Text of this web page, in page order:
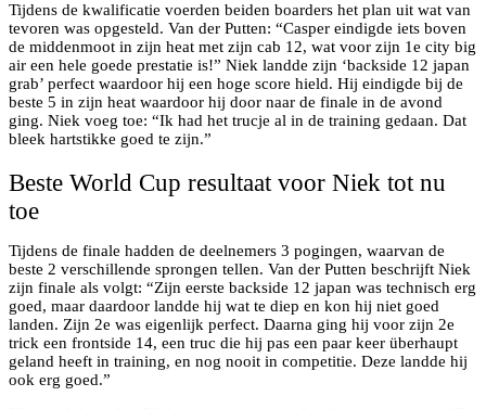
Tijdens de kwalificatie voerden beiden boarders het plan uit wat van
tevoren was opgesteld. Van der Putten: “Casper eindigde iets boven
de middenmoot in zijn heat met zijn cab 12, wat voor zijn 1e city big
air een hele goede prestatie is!” Niek landde zijn ‘backside 12 japan
grab’ perfect waardoor hij een hoge score hield. Hij eindigde bij de
beste 5 in zijn heat waardoor hij door naar de finale in de avond
ging. Niek voeg toe: “Ik had het trucje al in de training gedaan. Dat
bleek hartstikke goed te zijn.”
Beste World Cup resultaat voor Niek tot nu
toe
Tijdens de finale hadden de deelnemers 3 pogingen, waarvan de
beste 2 verschillende sprongen tellen. Van der Putten beschrijft Niek
zijn finale als volgt: “Zijn eerste backside 12 japan was technisch erg
goed, maar daardoor landde hij wat te diep en kon hij niet goed
landen. Zijn 2e was eigenlijk perfect. Daarna ging hij voor zijn 2e
trick een frontside 14, een truc die hij pas een paar keer überhaupt
geland heeft in training, en nog nooit in competitie. Deze landde hij
ook erg goed.”